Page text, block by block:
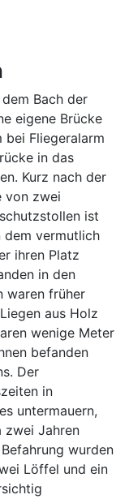
Bach der
eigene Brücke
bei Fliegeralarm
in das
Kurz nach der
von zwei
ist
dem vermutlich
ihren Platz
in den
waren früher
aus Holz
wenige Meter
befanden
Der
in
untermauern,
zwei Jahren
wurden
Löffel und ein